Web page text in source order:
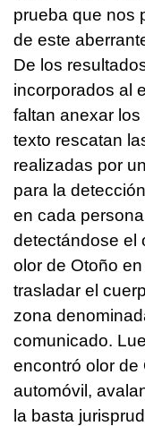
prueba que nos
de este
De los
incorporados al
faltan anexar los
texto rescatan
realizadas por
para la
en cada
detectándose el
olor de Otoño
trasladar el
zona
comunicado.
encontró olor de
automóvil,
la basta